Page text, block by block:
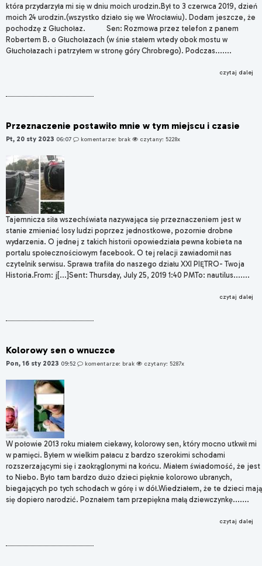
która przydarzyła mi się w dniu moich urodzin.Był to 3 czerwca 2019, dzień
moich 24 urodzin.(wszystko działo się we Wrocławiu). Dodam jeszcze, że
pochodzę z Głuchołaz. Sen: Rozmowa przez telefon z panem
Robertem B. o Głuchołazach (w śnie stałem wtedy obok mostu w
Głuchołazach i patrzyłem w stronę góry Chrobrego). Podczas.......
czytaj dalej
Przeznaczenie postawiło mnie w tym miejscu i czasie
Pt, 20 sty 2023 06:07 komentarze: brak czytany: 5228x
Tajemnicza siła wszechświata nazywająca się przeznaczeniem jest w
stanie zmieniać losy ludzi poprzez jednostkowe, pozornie drobne
wydarzenia. O jednej z takich historii opowiedziała pewna kobieta na
portalu społecznościowym facebook. O tej relacji zawiadomił nas
czytelnik serwisu. Sprawa trafiła do naszego działu XXI PIĘTRO- Twoja
Historia.From: j[...]Sent: Thursday, July 25, 2019 1:40 PMTo: nautilus.......
czytaj dalej
Kolorowy sen o wnuczce
Pon, 16 sty 2023 09:52 komentarze: brak czytany: 5287x
W połowie 2013 roku miałem ciekawy, kolorowy sen, który mocno utkwił mi
w pamięci. Byłem w wielkim pałacu z bardzo szerokimi schodami
rozszerzającymi się i zaokrąglonymi na końcu. Miałem świadomość, że jest
to Niebo. Było tam bardzo dużo dzieci pięknie kolorowo ubranych,
biegających po tych schodach w górę i w dół.Wiedziałem, że te dzieci mają
się dopiero narodzić. Poznałem tam przepiękna małą dziewczynkę.......
czytaj dalej